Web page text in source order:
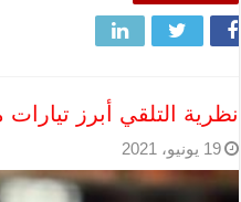
نظرية التلقي أبرز تيارات
19 يونيو، 2021